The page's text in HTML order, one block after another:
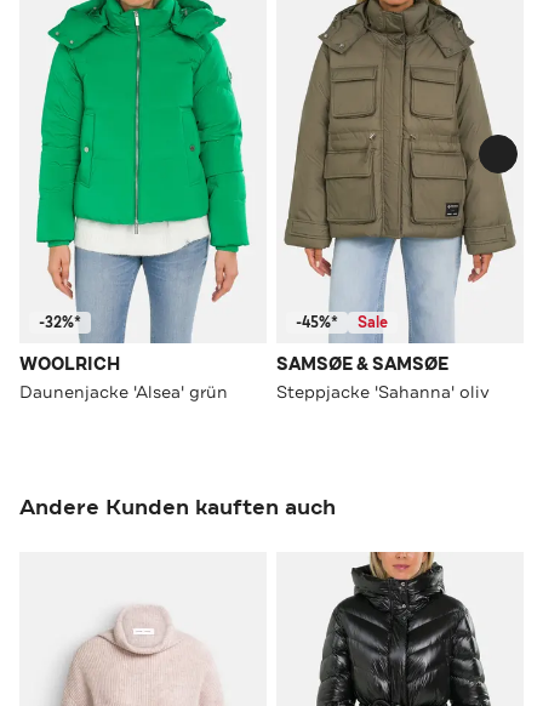
-32%*
WOOLRICH
Daunenjacke 'Alsea' grün
-45%* Sale
SAMSØE & SAMSØE
Steppjacke 'Sahanna' oliv
Andere Kunden kauften auch